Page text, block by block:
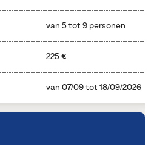
van 5 tot 9 personen
225 €
van 07/09tot 18/09/2026